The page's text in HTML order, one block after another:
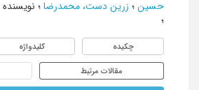
حسین ؛ زرین دست، محمدرضا ؛
؛
چکیده کلیدواژه
مقالات مرتبط